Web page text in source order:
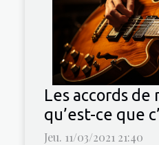
Les accords de
qu’est-ce que
Jeu. 11/03/2021 21:40